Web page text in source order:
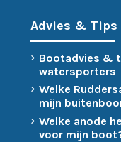
Advies & Tips
Bootadvies &
watersporters
Welke
mijn
Welke anode
voor mijn